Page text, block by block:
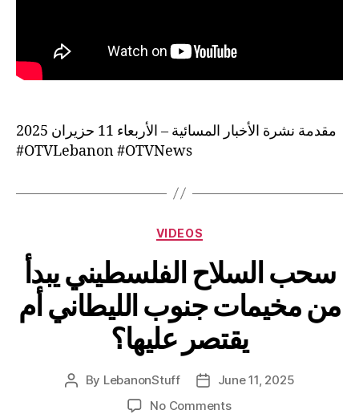
مقدمة نشرة الأخبار المسائية – الأربعاء 11 حزيران 2025
#OTVLebanon #OTVNews
Categories
VIDEOS
سحب السلاح الفلسطيني يبدأ
من مخيمات جنوب الليطاني أم
يقتصر عليها؟
Post
By LebanonStuff
Post
date
June 11, 2025
No Commentson